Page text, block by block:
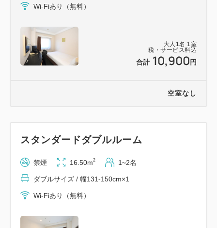
大人 1 名 1 室
税・サービス料込
合計 10,900 円
Wi-Fiあり（無料）
空室なし
スタンダードダブルルーム
禁煙 16.50m2 1~2名
ダブルサイズ / 幅131-150cm×1
Wi-Fiあり（無料）